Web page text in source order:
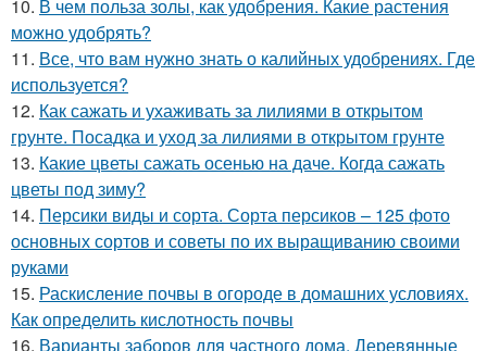
10. В чем польза золы, как удобрения. Какие растения
можно удобрять?
11. Все, что вам нужно знать о калийных удобрениях. Где
используется?
12. Как сажать и ухаживать за лилиями в открытом
грунте. Посадка и уход за лилиями в открытом грунте
13. Какие цветы сажать осенью на даче. Когда сажать
цветы под зиму?
14. Персики виды и сорта. Сорта персиков – 125 фото
основных сортов и советы по их выращиванию своими
руками
15. Раскисление почвы в огороде в домашних условиях.
Как определить кислотность почвы
16. Варианты заборов для частного дома. Деревянные